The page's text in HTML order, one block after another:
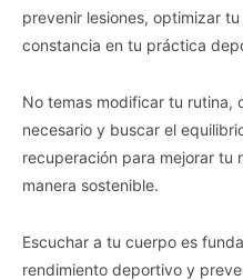
prevenir lesiones, optimizar
constancia en tu práctica
No temas modificar tu rutina,
necesario y buscar el
recuperación para mejorar tu
manera sostenible.
Escuchar a tu cuerpo es
rendimiento deportivo y